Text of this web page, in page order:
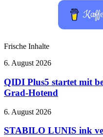
Frische Inhalte
QIDI
startet
mit
beheiztem
und
Grad-
6. August 2026
QIDI Plus5 startet mit
Grad-Hotend
STABILO
ink
6. August 2026
STABILO LUNIS ink